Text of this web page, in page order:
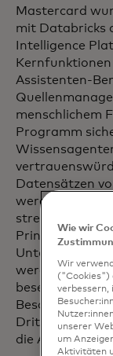
Mastercard
mit Databricks
Intelligence
Assistenten-
menschlichem
Programm
Datensätzen
werden und
strengen KI-
Prinzipien und
Unternehmens
werden auch
beseitigt, die
Beschaffung
Drittanbietern
die Abläufe
Wie wir
Wir
("Cookies")
verbessern,
unserer
um
Aktivitäten